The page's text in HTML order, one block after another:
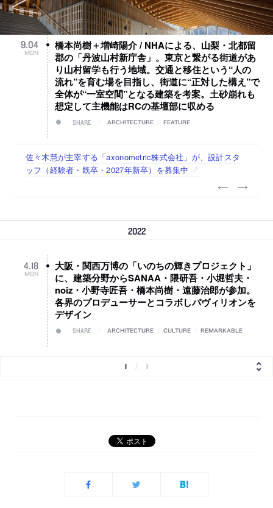
9.04
MON
橋本尚樹＋増崎陽介 / NHAによる、山梨・北都留
郡の「丹波山村新庁舎」。東京と繋がる街道があ
り山村留学も行う地域。交通と移住という“人の
流れ”を育む場を目指し、街道に“正対した構え”で
全体が“一室空間”となる建築を考案。土砂崩れも
想定して主機能はRCの基壇部に収める
SHARE ARCHITECTURE FEATURE
佐々木慧が主宰する「axonometric株式会社」が、設計スタ
ッフ（経験者・既卒・2027年新卒）を募集中
古民家を軸に全国で“価値循環の仕組み”を作り、リモートワ
ーク主体の働き方を実践する「株式会社つぎと」が、設計ス
リノベる株式会社が、設計パートナー (業務委託) を募集中
社会への影響力のある建築を手掛け、スタッフ同士で助け合
う環境づくりも行う「E.A.S.T.architects」が、設計スタッフ
代官山を拠点に活動する「梅澤竜也 / ALA INC.」が、設計ス
タッフ・アルバイト・事務職を募集中
2022
4.18
MON
大阪・関西万博の「いのちの輝きプロジェクト」
に、建築分野からSANAA・隈研吾・小堀哲夫・
noiz・小野寺匠吾・橋本尚樹・遠藤治郎が参加。
各界のプロデューサーとコラボしパヴィリオンを
デザイン
SHARE ARCHITECTURE CULTURE REMARKABLE
1 1